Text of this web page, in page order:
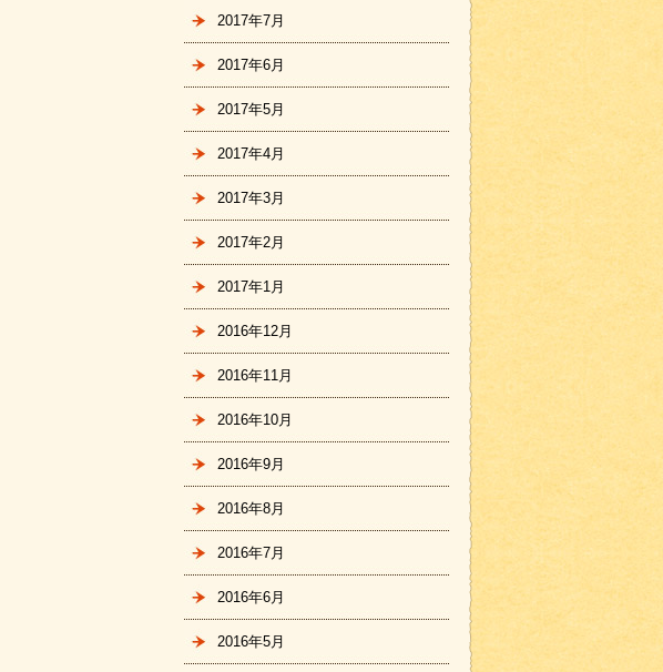
2017年7月
2017年6月
2017年5月
2017年4月
2017年3月
2017年2月
2017年1月
2016年12月
2016年11月
2016年10月
2016年9月
2016年8月
2016年7月
2016年6月
2016年5月